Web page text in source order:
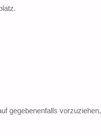
gegebenenfalls vorzuziehen,